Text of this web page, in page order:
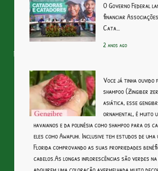
CompostagemConferências
Conservação de
Consórcio de CulturasControle Biológico
CursosEcossistemaEnergias Renováveis
Feiras
Horta MandalaManejo de Água
Manejo Integrado de PragasMinhocário
Paisagismo Regenerativo Permacultuta
PoliculturaPousioProdução Integrada
Rede AgroecológicaRotação de
Sistemas Agroecológicos
Sistemas Agroecológicos de
O Governo Federal
financiar
Cata…
2 anos ago
Voce já tinha ouvido
shampoo (Zingiber
asiática, esse
ornamental, é muito
havaianos e da polinésia como shampoo para os
eles como Awapuhi. Inclusive tem estudos de
Florida comprovando as suas propriedades
cabelos.As longas inflorescências são verdes